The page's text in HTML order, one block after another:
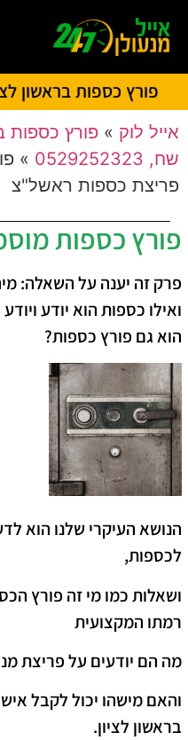
פורץ כספות בראשון
אייל לוק »
שח, 0529252323
»
פריצת כספות ראשל"צ
פורץ כספות
פרק זה יענה על השאלה:
ואילו כספות הוא יודע
הוא גם פורץ כספות?
הנושא העיקרי שלנו הוא
לכספות,
ושאלות כמו מי זה פורץ
רמתו המקצועית
מה הם יודעים על פריצת
והאם מישהו יכול לקבל
בראשון לציון.